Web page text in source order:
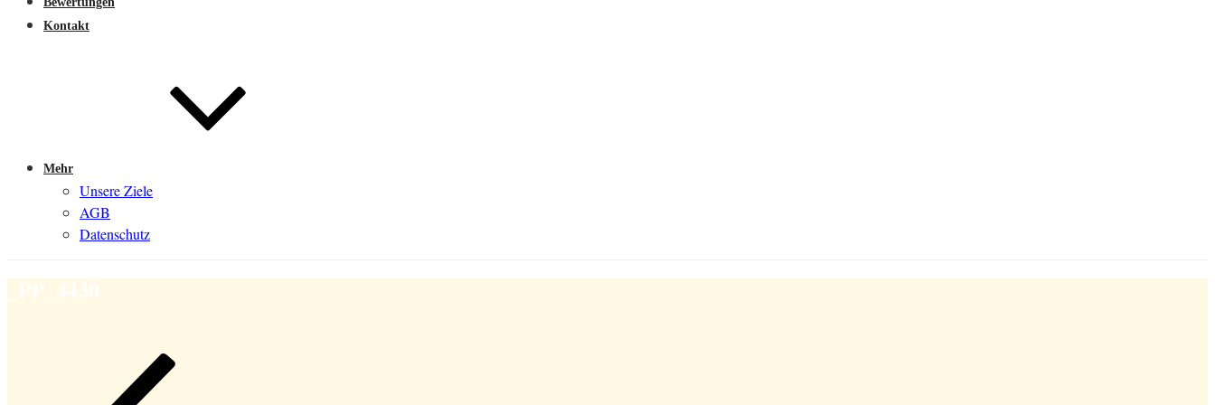
Kontakt
Mehr
Unsere Ziele
AGB
Datenschutz
_PP_4430
Beitragsnavigation